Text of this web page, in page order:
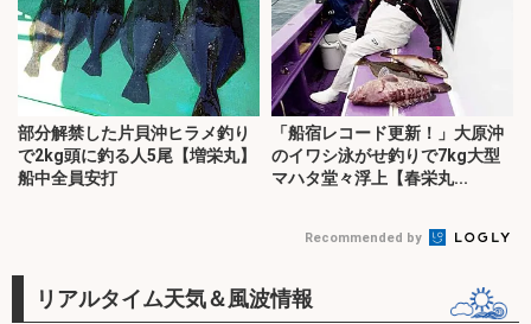
部分解禁した片貝沖ヒラメ釣り
で2kg頭に釣る人5尾【増栄丸】
船中全員安打
「船宿レコード更新！」大原沖
のイワシ泳がせ釣りで7kg大型
マハタ堂々浮上【春栄丸...
Recommended by
リアルタイム天気＆風波情報